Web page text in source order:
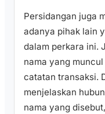
Persidangan juga
adanya pihak lain
dalam perkara ini.
nama yang
catatan transaksi.
menjelaskan
nama yang